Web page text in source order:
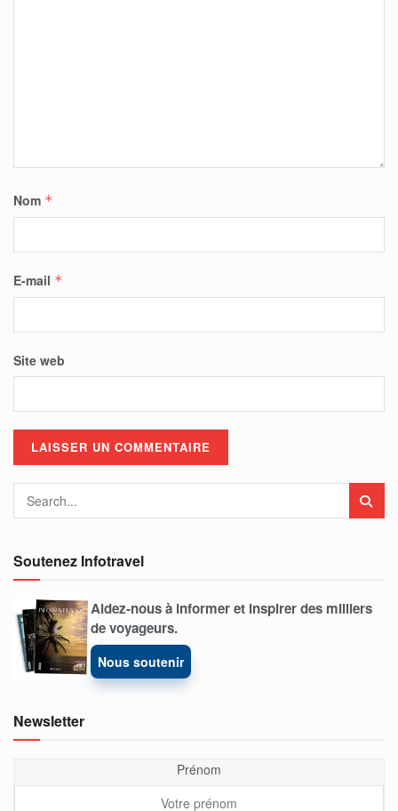
Nom *
E-mail *
Site web
Soutenez Infotravel
Aidez-nous à informer et inspirer des milliers
de voyageurs.
Nous soutenir
Newsletter
Prénom